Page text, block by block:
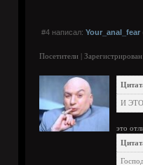
#4 написал: Your_anal_fear
Посетители |
И ЭТО
это